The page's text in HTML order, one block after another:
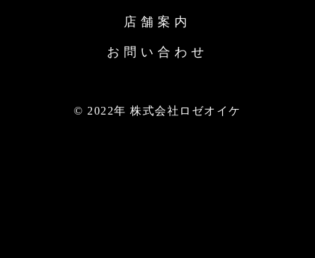
店舗案内
お問い合わせ
© 2022年 株式会社ロゼオイケ